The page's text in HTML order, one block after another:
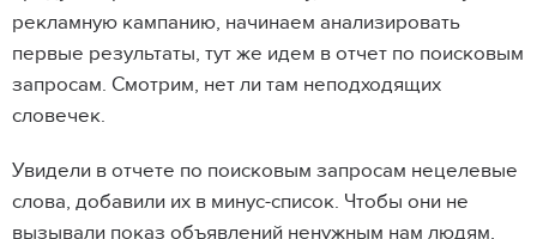
рекламную кампанию, начинаем анализировать
первые результаты, тут же идем в отчет по поисковым
запросам. Смотрим, нет ли там неподходящих
словечек.
Увидели в отчете по поисковым запросам нецелевые
слова, добавили их в минус-список. Чтобы они не
вызывали показ объявлений ненужным нам людям,